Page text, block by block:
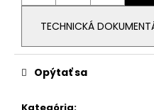
TECHNICKÁ
Kategória:
Opýtať sa
€1
040,82